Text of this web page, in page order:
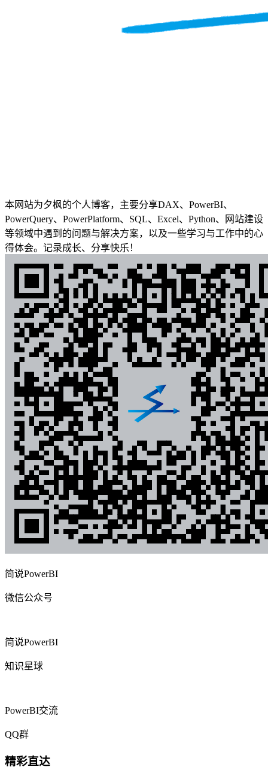
本网站为夕枫的个人博客，主要分享DAX、PowerBI、
PowerQuery、PowerPlatform、SQL、Excel、Python、网站建设
等领域中遇到的问题与解决方案，以及一些学习与工作中的心
得体会。记录成长、分享快乐！
简说PowerBI
微信公众号
简说PowerBI
知识星球
PowerBI交流
QQ群
精彩直达